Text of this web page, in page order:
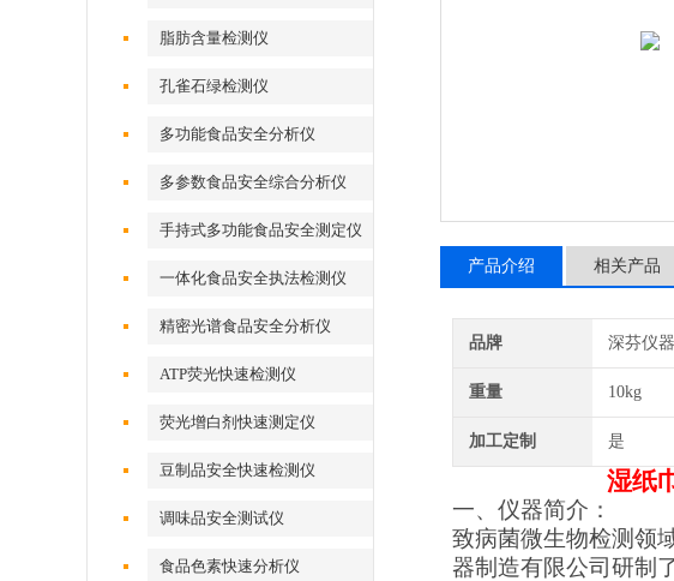
脂肪含量检测仪
孔雀石绿检测仪
多功能食品安全分析仪
多参数食品安全综合分析仪
手持式多功能食品安全测定仪
一体化食品安全执法检测仪
精密光谱食品安全分析仪
ATP荧光快速检测仪
荧光增白剂快速测定仪
豆制品安全快速检测仪
调味品安全测试仪
食品色素快速分析仪
产品介绍 相关产品
品牌 深芬仪
重量 10kg
加工定制 是
湿纸
一、仪器简介：
致病菌微生物检测领
器制造有限公司研制